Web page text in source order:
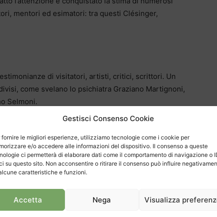
Gestisci Consenso Cookie
fornire le migliori esperienze, utilizziamo tecnologie come i cookie per
e/o accedere alle informazioni del dispositivo. Il consenso a queste
ci permetterà di elaborare dati come il comportamento di navigazione o
su questo sito. Non acconsentire o ritirare il consenso può influire
caratteristiche e funzioni.
Accetta Nega Visualizza
mentori ed esimatori: tra questi Clésinger,
di visitatori, artisti, critici, scrittori. Un
come svelano lo psichiatra Graziano Martignoni,
Selmoni.
epistolare tratta dalla corrispondenza di
del Museo per mantenere vivo il contatto con
svelato il loro rapporto con lo scultore e con la
Nessi e Mauro Valsangiacomo, il critico d’arte Vito
del Museum Angerlehner a Thahleim bei Wels e
Museo Vincenzo Vela.
di persone incontrate. In particolare,
bottega di Dante Rossi e svela il suo rapporto
in marmo del “Guglielmo Tell”. Martignoni